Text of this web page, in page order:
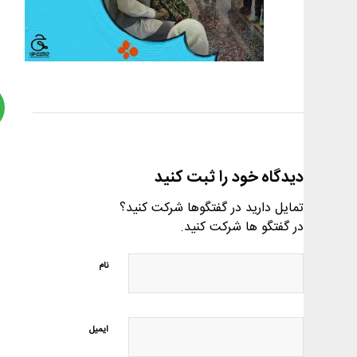
دیدگاه خود را ثبت کنید
تمایل دارید در گفتگوها شرکت کنید؟
در گفتگو ها شرکت کنید.
نام
ایمیل